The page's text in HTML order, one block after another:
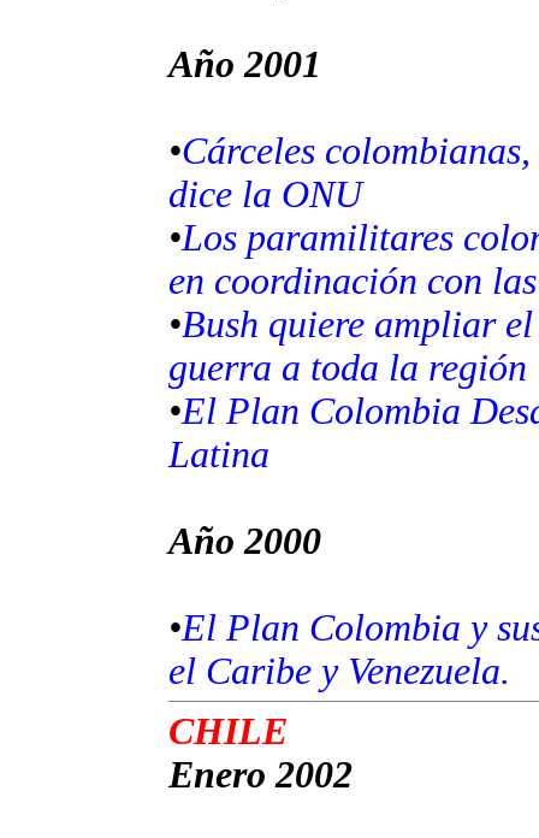
Año 2001
•Cárceles
dice la ONU
•Los paramilitares
en coordinación con
•Bush quiere ampliar
guerra a toda la región
•El Plan Colombia
Latina
Año 2000
•El Plan Colombia y
el Caribe y Venezuela.
CHILE
Enero 2002